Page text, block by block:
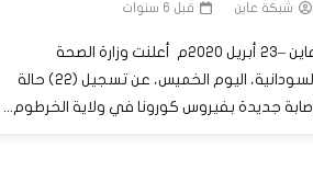
شبكة عاين قبل 6 سنوات
عاين –23 أبريل 2020م أعلنت وزارة الصحة
السودانية، اليوم الخميس، عن تسجيل (٢٢) حالة
إصابة جديدة بفيروس كورونا في ولاية الخرطوم...